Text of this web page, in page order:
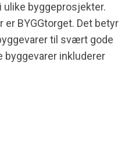
byggeprosjekter.
er BYGGtorget. Det betyr
til svært gode
byggevarer inkluderer